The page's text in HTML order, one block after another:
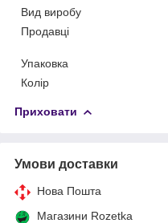
Вид виробу
Продавці
Упаковка
Колір
Приховати
Умови доставки
Нова Пошта
Магазини Rozetka